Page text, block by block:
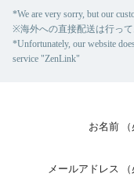
*We are very sorry, but our
※海外への直接配送は行っ
*Unfortunately, our website
service "ZenLink"
お名前
メールアドレス